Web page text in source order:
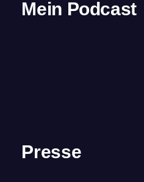
Mein Podcast
Presse